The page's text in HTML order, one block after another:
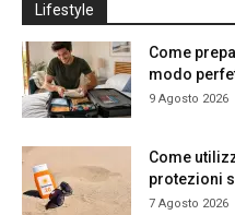
Lifestyle
Come
modo
9 Agosto 2026
Come
protezioni
7 Agosto 2026